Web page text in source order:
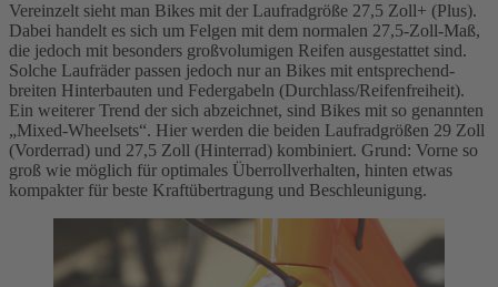
Vereinzelt sieht man Bikes mit der Laufradgröße 27,5 Zoll+ (Plus).
Dabei handelt es sich um Felgen mit dem normalen 27,5-Zoll-Maß,
die jedoch mit besonders großvolumigen Reifen ausgestattet sind.
Solche Laufräder passen jedoch nur an Bikes mit entsprechend-
breiten Hinterbauten und Federgabeln (Durchlass/Reifenfreiheit).
Ein weiterer Trend der sich abzeichnet, sind Bikes mit so genannten
„Mixed-Wheelsets“. Hier werden die beiden Laufradgrößen 29 Zoll
(Vorderrad) und 27,5 Zoll (Hinterrad) kombiniert. Grund: Vorne so
groß wie möglich für optimales Überrollverhalten, hinten etwas
kompakter für beste Kraftübertragung und Beschleunigung.